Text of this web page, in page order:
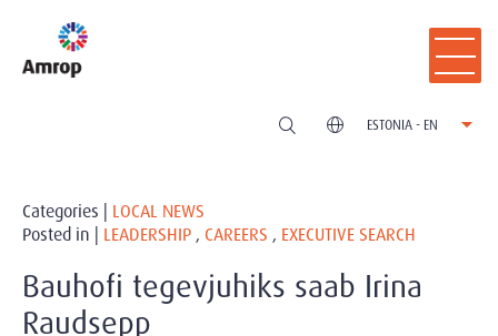
ESTONIA - EN
Categories | LOCAL NEWS
Posted in | LEADERSHIP , CAREERS , EXECUTIVE SEARCH
Bauhofi tegevjuhiks saab Irina
Raudsepp